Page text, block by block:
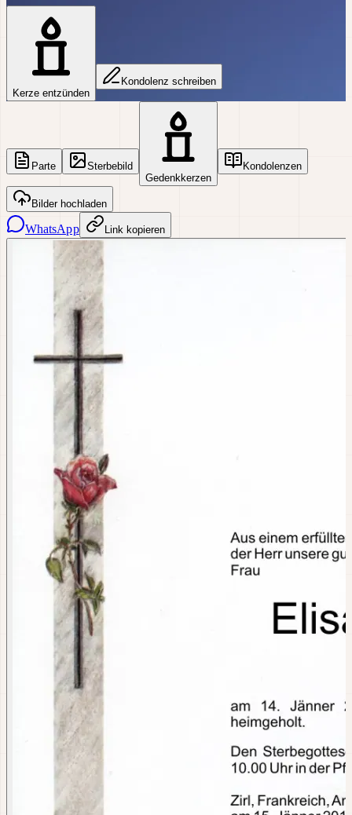
Kerze entzünden
Kondolenz schreiben
Parte
Sterbebild
Gedenkkerzen
Kondolenzen
Bilder hochladen
WhatsApp Link kopieren